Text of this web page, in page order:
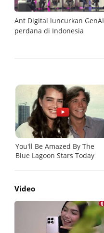
Ant Digital luncurkan GenAI
perdana di Indonesia
Video